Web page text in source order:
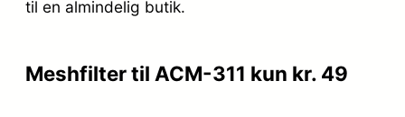
til en almindelig butik.
Meshfilter til ACM-311 kun kr. 49